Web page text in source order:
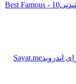
10 - Best Famous
اندرویدSayat.me